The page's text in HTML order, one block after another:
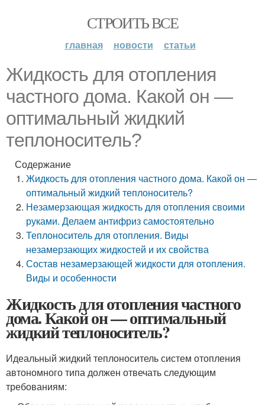
СТРОИТЬ ВСЕ
главная новости статьи
Жидкость для отопления
частного дома. Какой он —
оптимальный жидкий
теплоноситель?
Содержание
Жидкость для отопления частного дома. Какой он —
оптимальный жидкий теплоноситель?
Незамерзающая жидкость для отопления своими
руками. Делаем антифриз самостоятельно
Теплоноситель для отопления. Виды
незамерзающих жидкостей и их свойства
Состав незамерзающей жидкости для отопления.
Виды и особенности
Жидкость для отопления частного
дома. Какой он — оптимальный
жидкий теплоноситель?
Идеальный жидкий теплоноситель систем отопления
автономного типа должен отвечать следующим
требованиям: